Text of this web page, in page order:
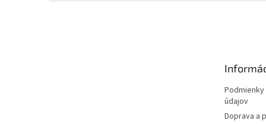
údajov
Doprava a